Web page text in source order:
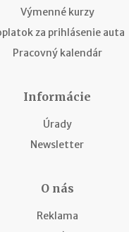
Výmenné kurzy
za prihlásenie auta
Pracovný kalendár
Informácie
Úrady
Newsletter
O nás
Reklama